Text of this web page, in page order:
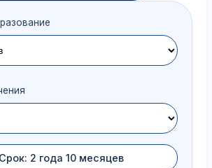
Срок: 2 года 10 месяцев